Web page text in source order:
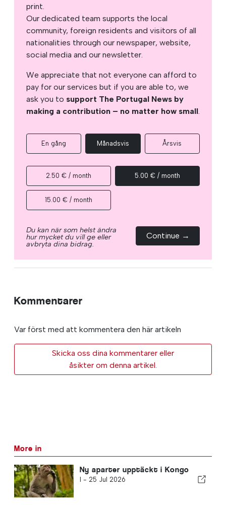
print.
Our dedicated team supports the local
community, foreign residents and visitors of all
nationalities through our newspaper, website,
social media and our newsletter.
We appreciate that not everyone can afford to
pay for our services but if you are able to, we
ask you to support The Portugal News by
making a contribution – no matter how small.
En gång Månadsvis Årsvis
2.50 € / month 5.00 € / month
15.00 € / month
Du kan när som helst ändra
hur mycket du vill ge eller
avbryta dina bidrag.
Continue →
Kommentarer
Var först med att kommentera den här artikeln
Skicka oss dina kommentarer eller
åsikter om denna artikel.
More in
Ny aparter upptäckt i Kongo
I - 25 Jul 2026